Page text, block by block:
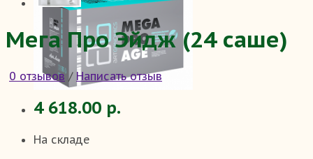
Мега Про Эйдж (24 саше)
0 отзывов/ Написать отзыв
4 618.00 р.
На складе